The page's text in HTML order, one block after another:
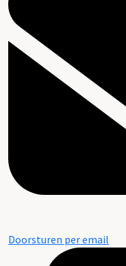
Doorsturen per email